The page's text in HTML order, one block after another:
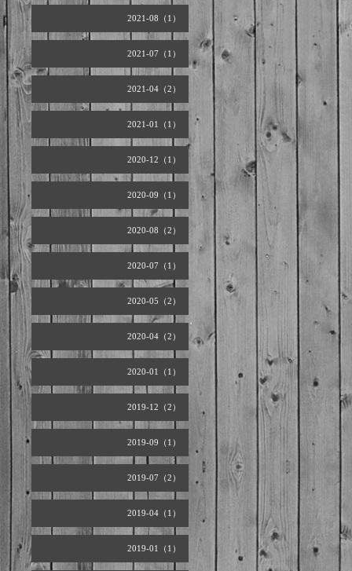
2021-08（1）
2021-07（1）
2021-04（2）
2021-01（1）
2020-12（1）
2020-09（1）
2020-08（2）
2020-07（1）
2020-05（2）
2020-04（2）
2020-01（1）
2019-12（2）
2019-09（1）
2019-07（2）
2019-04（1）
2019-01（1）